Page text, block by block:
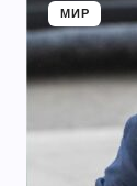
МИР